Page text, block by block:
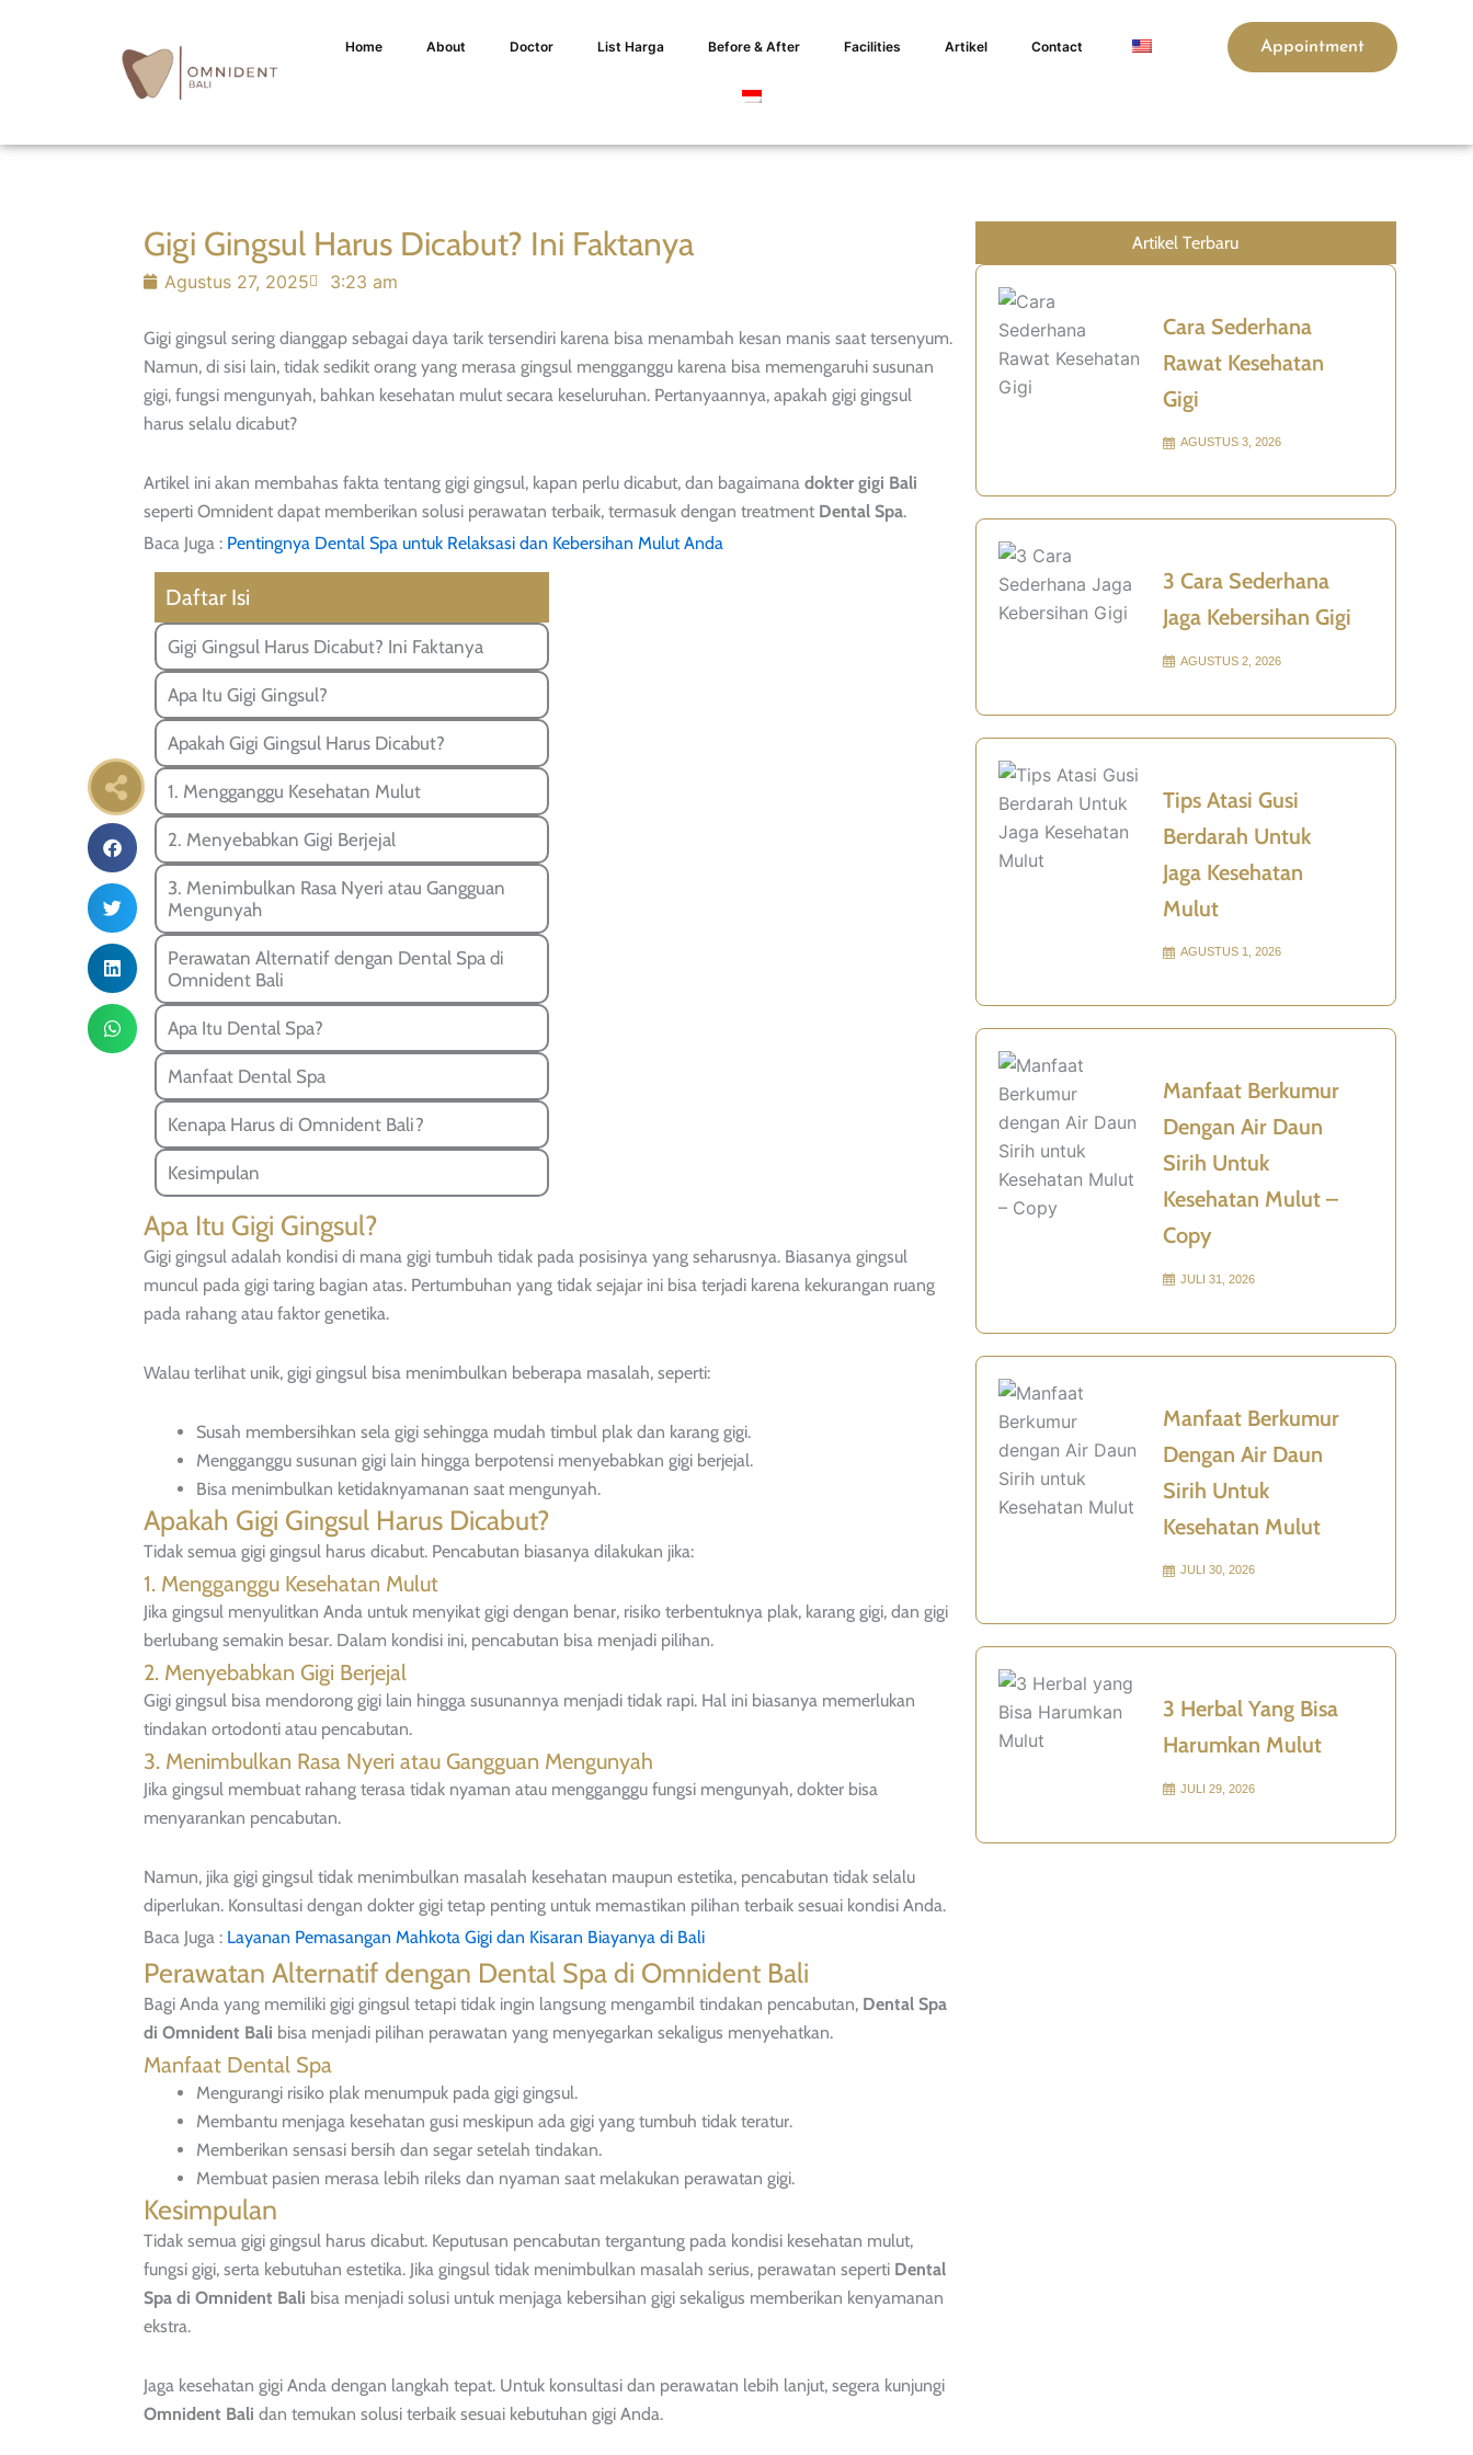
Home About Doctor List Harga Before & After Facilities Artikel Contact Appointment
Gigi Gingsul Harus Dicabut? Ini Faktanya
Agustus 27, 2025 3:23 am
Gigi gingsul sering dianggap sebagai daya tarik tersendiri karena bisa menambah kesan manis saat tersenyum.
Namun, di sisi lain, tidak sedikit orang yang merasa gingsul mengganggu karena bisa memengaruhi susunan
gigi, fungsi mengunyah, bahkan kesehatan mulut secara keseluruhan. Pertanyaannya, apakah gigi gingsul
harus selalu dicabut?
Artikel ini akan membahas fakta tentang gigi gingsul, kapan perlu dicabut, dan bagaimanadokter gigi Bali
seperti Omnident dapat memberikan solusi perawatan terbaik, termasuk dengan treatment Dental Spa.
Baca Juga : Pentingnya Dental Spa untuk Relaksasi dan Kebersihan Mulut Anda
Daftar Isi
Gigi Gingsul Harus Dicabut? Ini Faktanya
Apa Itu Gigi Gingsul?
Apakah Gigi Gingsul Harus Dicabut?
1. Mengganggu Kesehatan Mulut
2. Menyebabkan Gigi Berjejal
3. Menimbulkan Rasa Nyeri atau Gangguan
Mengunyah
Perawatan Alternatif dengan Dental Spa di
Omnident Bali
Apa Itu Dental Spa?
Manfaat Dental Spa
Kenapa Harus di Omnident Bali?
Kesimpulan
Apa Itu Gigi Gingsul?
Gigi gingsul adalah kondisi di mana gigi tumbuh tidak pada posisinya yang seharusnya. Biasanya gingsul
muncul pada gigi taring bagian atas. Pertumbuhan yang tidak sejajar ini bisa terjadi karena kekurangan ruang
pada rahang atau faktor genetika.
Walau terlihat unik, gigi gingsul bisa menimbulkan beberapa masalah, seperti:
Susah membersihkan sela gigi sehingga mudah timbul plak dan karang gigi.
Mengganggu susunan gigi lain hingga berpotensi menyebabkan gigi berjejal.
Bisa menimbulkan ketidaknyamanan saat mengunyah.
Apakah Gigi Gingsul Harus Dicabut?
Tidak semua gigi gingsul harus dicabut. Pencabutan biasanya dilakukan jika:
1. Mengganggu Kesehatan Mulut
Jika gingsul menyulitkan Anda untuk menyikat gigi dengan benar, risiko terbentuknya plak, karang gigi, dan gigi
berlubang semakin besar. Dalam kondisi ini, pencabutan bisa menjadi pilihan.
2. Menyebabkan Gigi Berjejal
Gigi gingsul bisa mendorong gigi lain hingga susunannya menjadi tidak rapi. Hal ini biasanya memerlukan
tindakan ortodonti atau pencabutan.
3. Menimbulkan Rasa Nyeri atau Gangguan Mengunyah
Jika gingsul membuat rahang terasa tidak nyaman atau mengganggu fungsi mengunyah, dokter bisa
menyarankan pencabutan.
Namun, jika gigi gingsul tidak menimbulkan masalah kesehatan maupun estetika, pencabutan tidak selalu
diperlukan. Konsultasi dengan dokter gigi tetap penting untuk memastikan pilihan terbaik sesuai kondisi Anda.
Baca Juga : Layanan Pemasangan Mahkota Gigi dan Kisaran Biayanya di Bali
Perawatan Alternatif dengan Dental Spa di Omnident Bali
Bagi Anda yang memiliki gigi gingsul tetapi tidak ingin langsung mengambil tindakan pencabutan, Dental Spa
di Omnident Bali bisa menjadi pilihan perawatan yang menyegarkan sekaligus menyehatkan.
Manfaat Dental Spa
Mengurangi risiko plak menumpuk pada gigi gingsul.
Membantu menjaga kesehatan gusi meskipun ada gigi yang tumbuh tidak teratur.
Memberikan sensasi bersih dan segar setelah tindakan.
Membuat pasien merasa lebih rileks dan nyaman saat melakukan perawatan gigi.
Kesimpulan
Tidak semua gigi gingsul harus dicabut. Keputusan pencabutan tergantung pada kondisi kesehatan mulut,
fungsi gigi, serta kebutuhan estetika. Jika gingsul tidak menimbulkan masalah serius, perawatan seperti Dental
Spa di Omnident Bali bisa menjadi solusi untuk menjaga kebersihan gigi sekaligus memberikan kenyamanan
ekstra.
Jaga kesehatan gigi Anda dengan langkah tepat. Untuk konsultasi dan perawatan lebih lanjut, segera kunjungi
Omnident Bali dan temukan solusi terbaik sesuai kebutuhan gigi Anda.
Artikel Terbaru
Cara Sederhana
Rawat Kesehatan
Gigi
AGUSTUS 3, 2026
3 Cara Sederhana
Jaga Kebersihan Gigi
AGUSTUS 2, 2026
Tips Atasi Gusi
Berdarah Untuk
Jaga Kesehatan
Mulut
AGUSTUS 1, 2026
Manfaat Berkumur
Dengan Air Daun
Sirih Untuk
Kesehatan Mulut –
Copy
JULI 31, 2026
Manfaat Berkumur
Dengan Air Daun
Sirih Untuk
Kesehatan Mulut
JULI 30, 2026
3 Herbal Yang Bisa
Harumkan Mulut
JULI 29, 2026